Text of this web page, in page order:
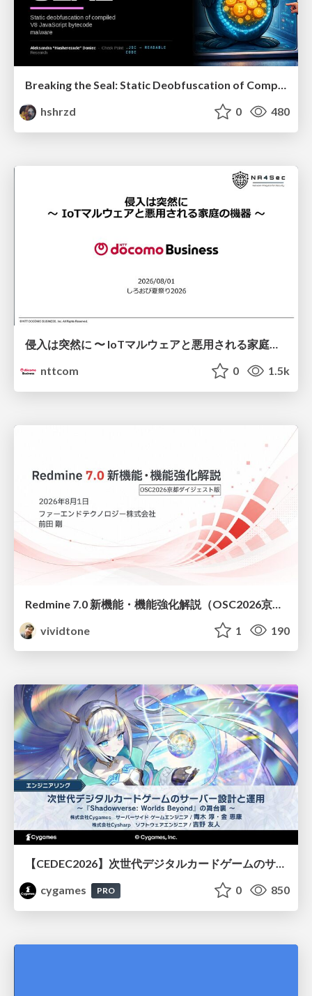
hshrzd
0 480
侵入は突然に 〜 IoTマルウェアと悪用される家庭の機器 ～ / When Intrusion Strikes: IoT Malware and the Abuse of Home Devices
nttcom
0 1.5k
vividtone
1 190
【CEDEC2026】次世代デジタルカードゲームのサーバー設計と運用 〜『Shadowverse: Worlds Beyond』の舞台裏～
cygames
PRO 0 850